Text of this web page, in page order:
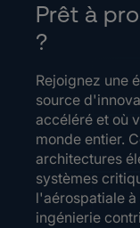
Prêt à
?
Rejoignez une
source
accéléré et où
monde entier.
architectures
systèmes
l'aérospatiale
ingénierie